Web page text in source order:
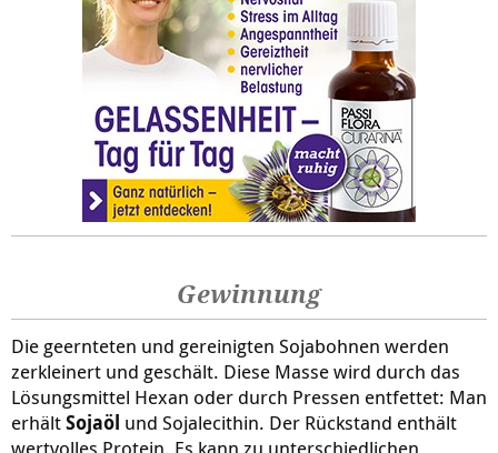
Gewinnung
Die geernteten und gereinigten Sojabohnen werden
zerkleinert und geschält. Diese Masse wird durch das
Lösungsmittel Hexan oder durch Pressen entfettet: Man
erhältSojaöl und Sojalecithin. Der Rückstand enthält